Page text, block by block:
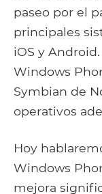
paseo por el
principales
iOS y
Windows
Symbian de
operativos
Hoy
Windows
mejora